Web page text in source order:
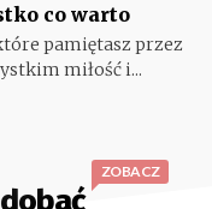
co warto
pamiętasz przez
miłość i...
ZOBACZ